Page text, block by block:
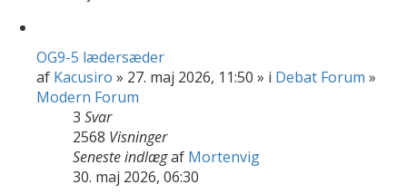
OG9-5 lædersæder
af Kacusiro » 27. maj 2026, 11:50 » i Debat Forum »
Modern Forum
3 Svar
2568 Visninger
Seneste indlægaf Mortenvig
30. maj 2026, 06:30